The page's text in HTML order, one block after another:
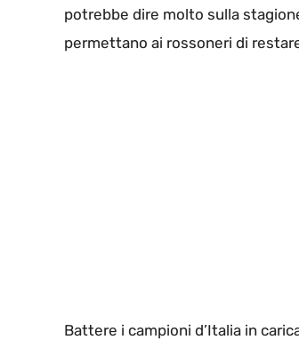
potrebbe dire molto sulla
permettano ai rossoneri di
Battere i campioni d’Italia in